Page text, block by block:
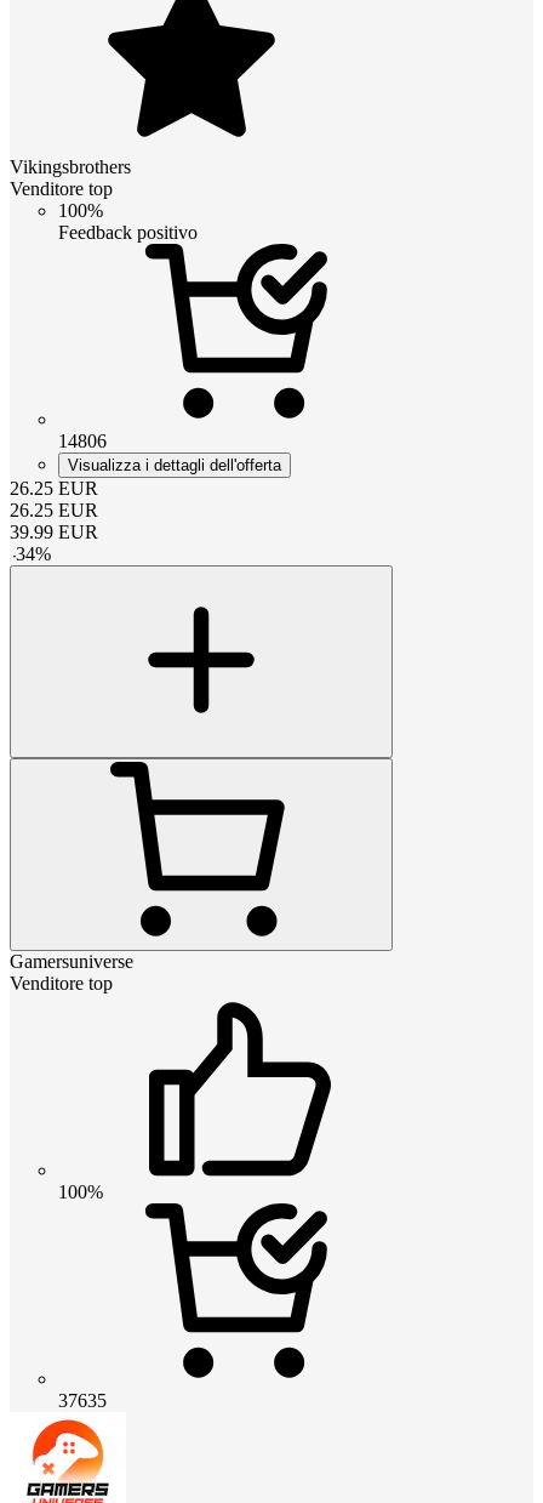
Vikingsbrothers
Venditore top
100%
Feedback positivo
14806
Visualizza i dettagli dell'offerta
26.25 EUR
26.25 EUR
39.99 EUR
-34%
Gamersuniverse
Venditore top
100%
37635